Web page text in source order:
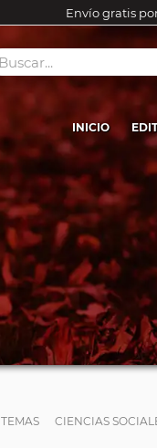
Envío gratis
INICIO
TEMAS CIENCIAS